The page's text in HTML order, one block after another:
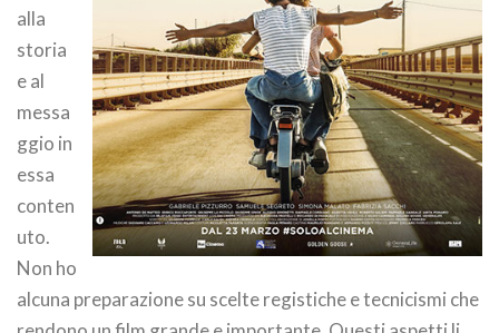
alla
storia
e al
messa
ggio in
essa
conten
uto.
Non ho
alcuna preparazione su scelte registiche e tecnicismi che